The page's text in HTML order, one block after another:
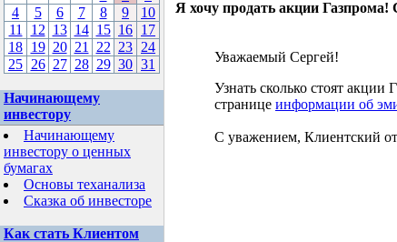
4
5 6 7 8 9
10
11
12 13 14 15 16 17
18 19 20 21 22 23 24
25 26 27 28 29 30 31
Начинающему
инвестору
Начинающему
инвестору о ценных
бумагах
Основы теханализа
Сказка об инвесторе
Как стать Клиентом
Я хочу продать акции
Уважаемый Сергей!
Узнать сколько стоят
странице информации об
С уважением, Клиентский